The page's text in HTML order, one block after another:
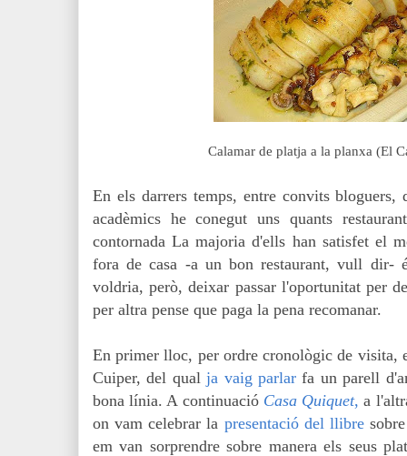
Calamar de platja a la planxa (El
En els darrers temps, entre convits
acadèmics he conegut uns quants
contornada La majoria d'ells han satisfet el
fora de casa -a un bon restaurant, vull dir-
voldria, però, deixar passar l'oportunitat per
per altra pense que paga la pena recomanar.
En primer lloc, per ordre cronològic de visita,
Cuiper, del qualja vaig parlar fa un parell
bona línia. A continuació Casa Quiquet, a
on vam celebrar la presentació del llibre
em van sorprendre sobre manera els seus